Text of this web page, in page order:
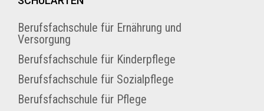
Berufsfachschule für Ernährung und
Versorgung
Berufsfachschule für Kinderpflege
Berufsfachschule für Sozialpflege
Berufsfachschule für Pflege